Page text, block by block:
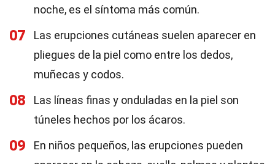
noche, es el síntoma más común.
07
Las erupciones cutáneas suelen aparecer en
pliegues de la piel como entre los dedos,
muñecas y codos.
08
Las líneas finas y onduladas en la piel son
túneles hechos por los ácaros.
09
En niños pequeños, las erupciones pueden